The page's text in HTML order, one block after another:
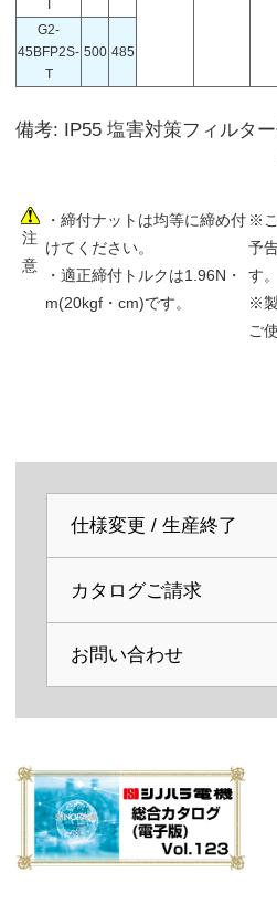
T
G2-
45BFP2S-
T
500 485
備考: IP55 塩害対策フィルタ
注
意
・締付ナットは均等に締め付
けてください。
・適正締付トルクは1.96N・
m(20kgf・cm)です。
※
予
す。
※
ご
仕様変更 / 生産終了
カタログご請求
お問い合わせ